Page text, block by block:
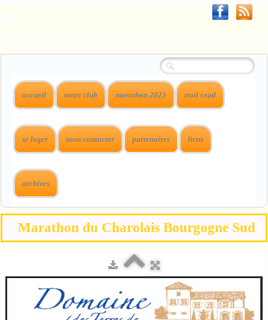
accueil notre club marathon 2023 trail cead
se loger nous contacter partenaires liens
archives
Marathon du Charolais Bourgogne Sud